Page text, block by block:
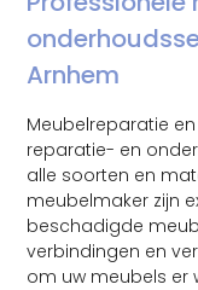
Arnhem
Meubelreparatie
reparatie- en
alle soorten en
meubelmaker zijn
beschadigde
verbindingen en
om uw meubels er